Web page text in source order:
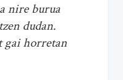
nire burua
dudan.
gai horretan